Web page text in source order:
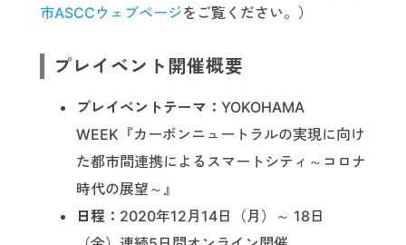
市ASCCウェブページをご覧ください。）
プレイベント開催概要
プレイベントテーマ： YOKOHAMA
WEEK『カーボンニュートラルの実現に向け
た都市間連携によるスマートシティ～コロナ
時代の展望～』
日程： 2020年12月14日（月）～ 18日